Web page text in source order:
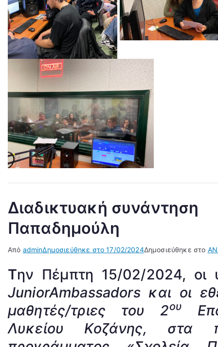
Διαδικτυακή συνάντηση
Παπαδημούλη
Από adminΔημοσιεύθηκε στο17/02/2024Δημοσιεύθηκε στο
Την Πέμπτη 15/02/2024, οι
JuniorAmbassadorsκαι οι
μαθητές/τριες του 2ου
Λυκείου Κοζάνης, στα